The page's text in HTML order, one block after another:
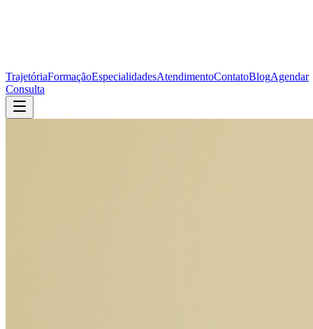
TrajetóriaFormaçãoEspecialidadesAtendimentoContatoBlogAgendar
Consulta